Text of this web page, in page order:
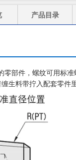
产品目录
部件，螺纹可用标
生料带拧入配套零